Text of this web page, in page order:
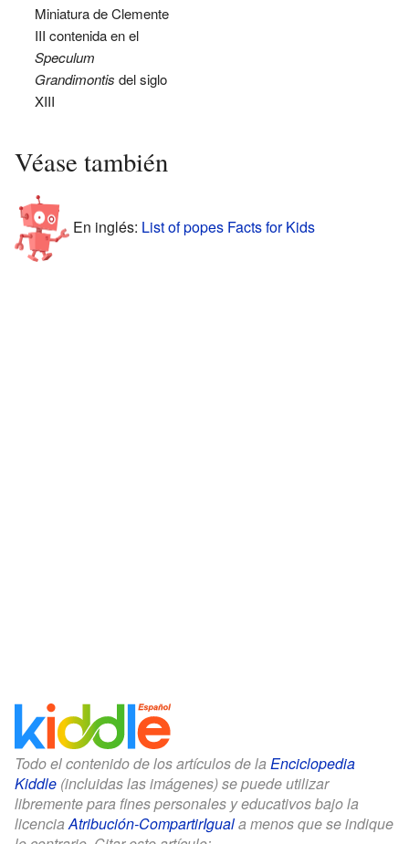
Miniatura de Clemente
III contenida en el
Speculum
Grandimontis del siglo
XIII
Véase también
En inglés: List of popes Facts for Kids
Todo el contenido de los artículos de la Enciclopedia
Kiddle (incluidas las imágenes) se puede utilizar
libremente para fines personales y educativos bajo la
licenciaAtribución-CompartirIguala menos que se indique